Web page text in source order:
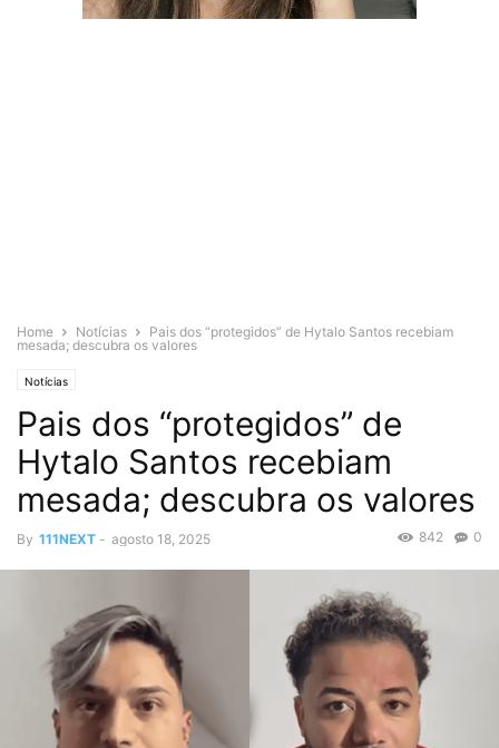
Home Notícias
Pais dos “protegidos” de Hytalo Santos recebiam
mesada; descubra os valores
Notícias
Pais dos “protegidos” de
Hytalo Santos recebiam
mesada; descubra os valores
By 111NEXT - agosto 18, 2025 0
842